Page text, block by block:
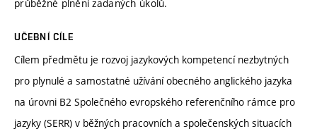
průběžné plnění zadaných úkolů.
UČEBNÍ CÍLE
Cílem předmětu je rozvoj jazykových kompetencí nezbytných
pro plynulé a samostatné užívání obecného anglického jazyka
na úrovni B2 Společného evropského referenčního rámce pro
jazyky (SERR) v běžných pracovních a společenských situacích